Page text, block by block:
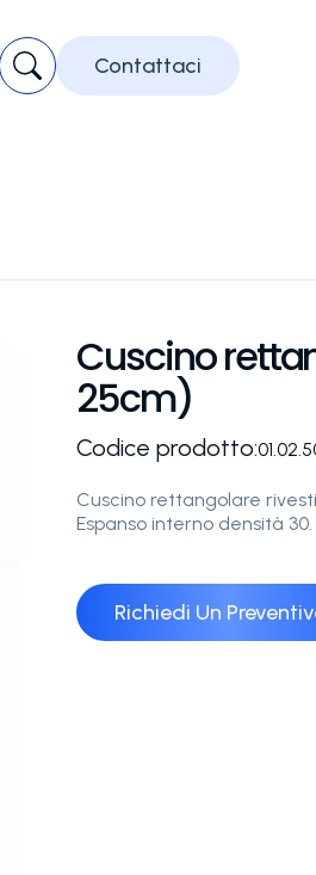
Contattaci
Cuscino
25cm)
Codice prodotto:
Cuscino rettangolare
Espanso interno densità
Richiedi Un